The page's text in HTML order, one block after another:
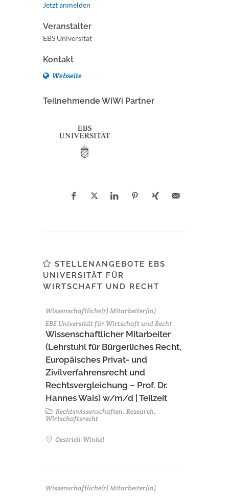
Jetzt anmelden
Veranstalter
EBS Universität
Kontakt
Webseite
Teilnehmende WiWi Partner
STELLENANGEBOTE EBS
UNIVERSITÄT FÜR
WIRTSCHAFT UND RECHT
Wissenschaftliche(r) Mitarbeiter(in)
EBS Universität für Wirtschaft und Recht
Wissenschaftlicher Mitarbeiter
(Lehrstuhl für Bürgerliches Recht,
Europäisches Privat- und
Zivilverfahrensrecht und
Rechtsvergleichung – Prof. Dr.
Hannes Wais) w/m/d | Teilzeit
Rechtswissenschaften, Research,
Wirtschaftsrecht
Oestrich-Winkel
Wissenschaftliche(r) Mitarbeiter(in)